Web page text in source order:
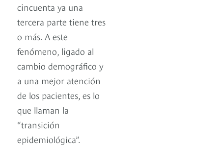
cincuenta ya una
tercera parte tiene tres
o más. A este
fenómeno, ligado al
cambio demográfico y
a una mejor atención
de los pacientes, es lo
que llaman la
“transición
epidemiológica”.